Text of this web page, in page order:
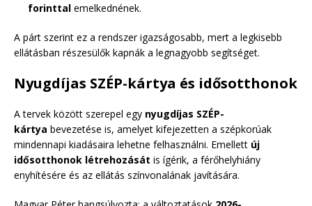
forinttal emelkednének.
A párt szerint ez a rendszer igazságosabb, mert a legkisebb
ellátásban részesülők kapnák a legnagyobb segítséget.
Nyugdíjas SZÉP-kártya és idősotthonok
A tervek között szerepel egy nyugdíjas SZÉP-
kártya bevezetése is, amelyet kifejezetten a szépkorúak
mindennapi kiadásaira lehetne felhasználni. Emellett új
idősotthonok létrehozását is ígérik, a férőhelyhiány
enyhítésére és az ellátás színvonalának javítására.